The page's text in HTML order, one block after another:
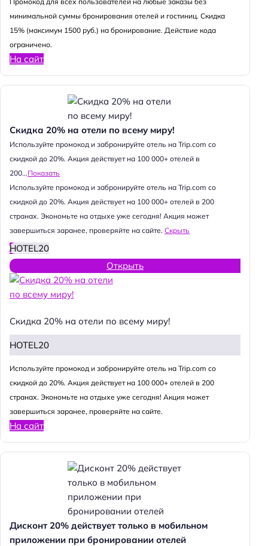
минимальной суммы бронирования отелей и гостиниц. Скидка
15% (максимум 1500 руб.) на бронирование. Действие кода
ограничено.
На сайт
Скидка 20% на отели по всему миру!
Используйте промокод и забронируйте отель на Trip.com со
скидкой до 20%. Акция действует на 100 000+ отелей в
200...Показать
Используйте промокод и забронируйте отель на Trip.com со
скидкой до 20%. Акция действует на 100 000+ отелей в 200
странах. Экономьте на отдыхе уже сегодня! Акция может
завершиться заранее, проверяйте на сайте. Скрыть
HOTEL20
Открыть
Скидка 20% на отели по всему миру!
HOTEL20
Используйте промокод и забронируйте отель на Trip.com со
скидкой до 20%. Акция действует на 100 000+ отелей в 200
странах. Экономьте на отдыхе уже сегодня! Акция может
завершиться заранее, проверяйте на сайте.
На сайт
Дисконт 20% действует только в мобильном
приложении при бронировании отелей